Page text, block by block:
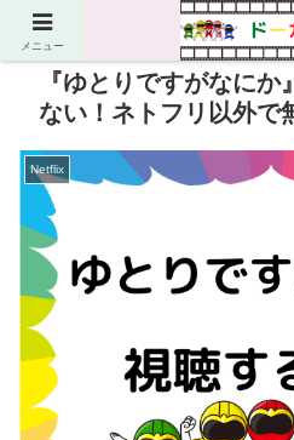
PR
『ゆとりですがなに
ない！ネトフリ以外で
Netflix
メニュー